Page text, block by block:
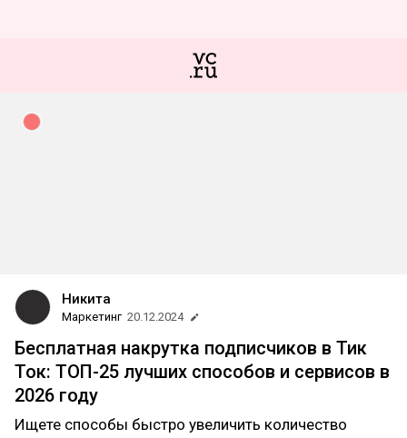
Никита
Маркетинг 20.12.2024
Бесплатная накрутка подписчиков в Тик
Ток: ТОП-25 лучших способов и сервисов в
2026 году
Ищете способы быстро увеличить количество